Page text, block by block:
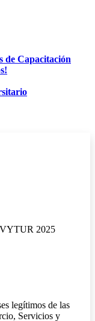
de Capacitación
2025
legítimos de las
Servicios y